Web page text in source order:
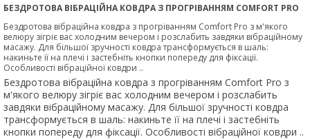
БЕЗДРОТОВА ВІБРАЦІЙНА КОВДРА З ПРОГРІВАННЯМ COMFORT PRO
Бездротова вібраційна ковдра з прогріванням Comfort Pro з м'якого
велюру зігріє вас холодним вечером і розслабить завдяки вібраційному
масажу. Для більшої зручності ковдра трансформується в шаль:
накиньте її на плечі і застебніть кнопки попереду для фіксації.
Особливості вібраційної ковдри ..
Бездротова вібраційна ковдра з прогріванням Comfort Pro з
м'якого велюру зігріє вас холодним вечером і розслабить
завдяки вібраційному масажу. Для більшої зручності ковдра
трансформується в шаль: накиньте її на плечі і застебніть
кнопки попереду для фіксації. Особливості вібраційної ковдри ..